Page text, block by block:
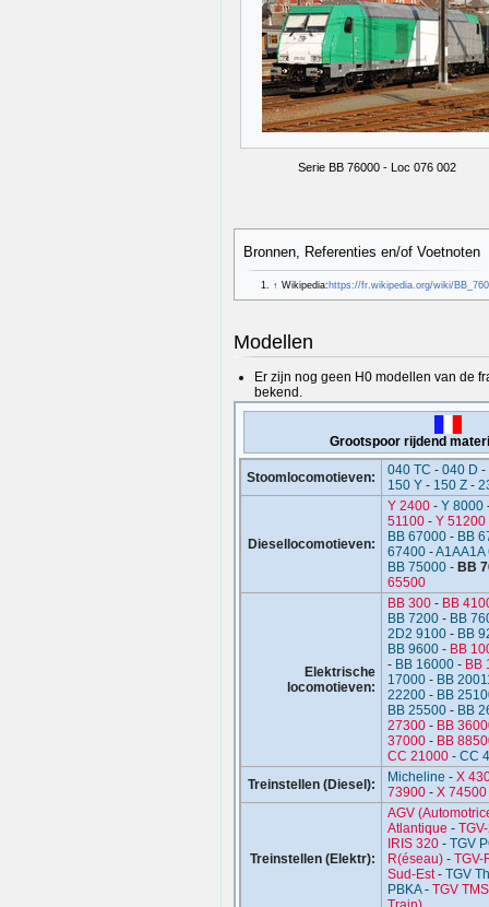
Serie BB 76000 - Loc 076 002
Bronnen, Referenties en/of Voetnoten
↑ Wikipedia: https://fr.wikipedia.org/wiki/
Modellen
Er zijn nog geen H0 modellen van de
bekend.
Grootspoor rijdend
Stoomlocomotieven: 040 TC - 040 D -
150 Y- 150 Z-
Diesellocomotieven:
Y 2400- Y 8000
51100- Y 51200
BB 67000- BB
67400-A1AA1A
BB 75000- BB
65500
Elektrische
locomotieven:
BB 300- BB
BB 7200- BB
2D2 9100- BB
BB 9600- BB
- BB 16000- BB
17000- BB
22200- BB
BB 25500- BB
27300- BB
37000- BB
CC 21000- CC
Treinstellen (Diesel):
Micheline - X
73900- X 74500
Treinstellen (Elektr):
AGV
Atlantique -
IRIS 320- TGV
R(éseau)- TGV-
Sud-Est- TGV
PBKA- TGV